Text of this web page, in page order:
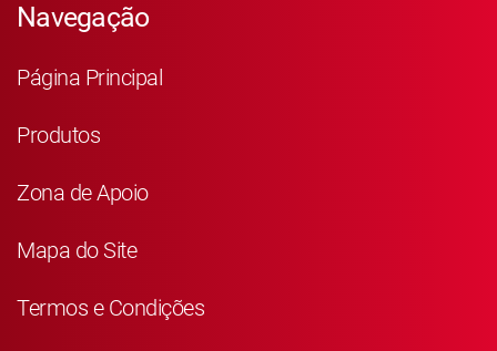
Navegação
Página Principal
Produtos
Zona de Apoio
Mapa do Site
Termos e Condições